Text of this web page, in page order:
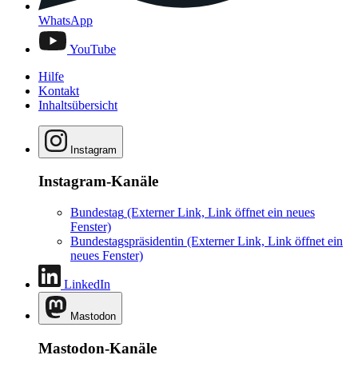
WhatsApp
YouTube
Hilfe
Kontakt
Inhaltsübersicht
Instagram
Instagram-Kanäle
Bundestag (Externer Link, Link öffnet ein neues
Fenster)
Bundestagspräsidentin (Externer Link, Link öffnet ein
neues Fenster)
LinkedIn
Mastodon
Mastodon-Kanäle